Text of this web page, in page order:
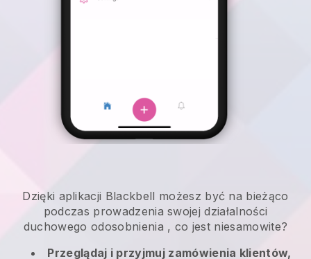
Dzięki aplikacji Blackbell możesz być na bieżąco
podczas prowadzenia swojej działalności
duchowego odosobnienia , co jest niesamowite?
Przeglądaj i przyjmuj zamówienia klientów,